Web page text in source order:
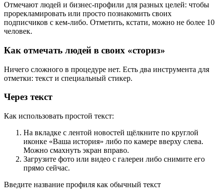
Отмечают людей и бизнес-профили для разных целей: чтобы
прорекламировать или просто познакомить своих
подписчиков с кем-либо. Отметить, кстати, можно не более 10
человек.
Как отмечать людей в своих «сториз»
Ничего сложного в процедуре нет. Есть два инструмента для
отметки: текст и специальный стикер.
Через текст
Как использовать простой текст:
На вкладке с лентой новостей щёлкните по круглой
иконке «Ваша история» либо по камере вверху слева.
Можно смахнуть экран вправо.
Загрузите фото или видео с галереи либо снимите его
прямо сейчас.
Введите название профиля как обычный текст